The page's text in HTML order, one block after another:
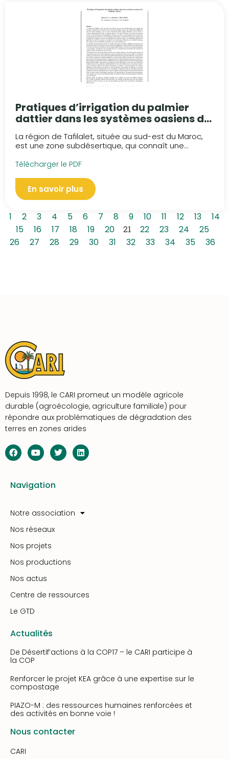
Pratiques d’irrigation du palmier
dattier dans les systèmes oasiens du
Tafilalet, Maroc
La région de Tafilalet, située au sud-est du Maroc,
est une zone subdésertique, qui connaît une...
Télécharger le PDF
En savoir plus
1 2 3 4 5 6 7 8 9 10 11 12 13
14
15
16 17 18 19 20 21 22 23 24
25
26
27 28 29 30 31 32 33 34 35 36
Depuis 1998, le CARI promeut un modèle agricole
durable (agroécologie, agriculture familiale) pour
répondre aux problématiques de dégradation des
terres en zones arides
Navigation
Notre association
Nos réseaux
Nos projets
Nos productions
Nos actus
Centre de ressources
Le GTD
Actualités
De Désertif’actions à la COP17 – le CARI participe à
la COP
Renforcer le projet KEA grâce à une expertise sur le
compostage
PIAZO-M : des ressources humaines renforcées et
des activités en bonne voie !
Nous contacter
CARI